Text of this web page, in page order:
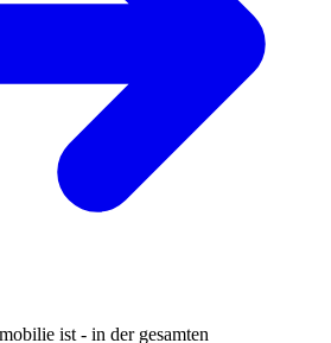
ist - in der gesamten